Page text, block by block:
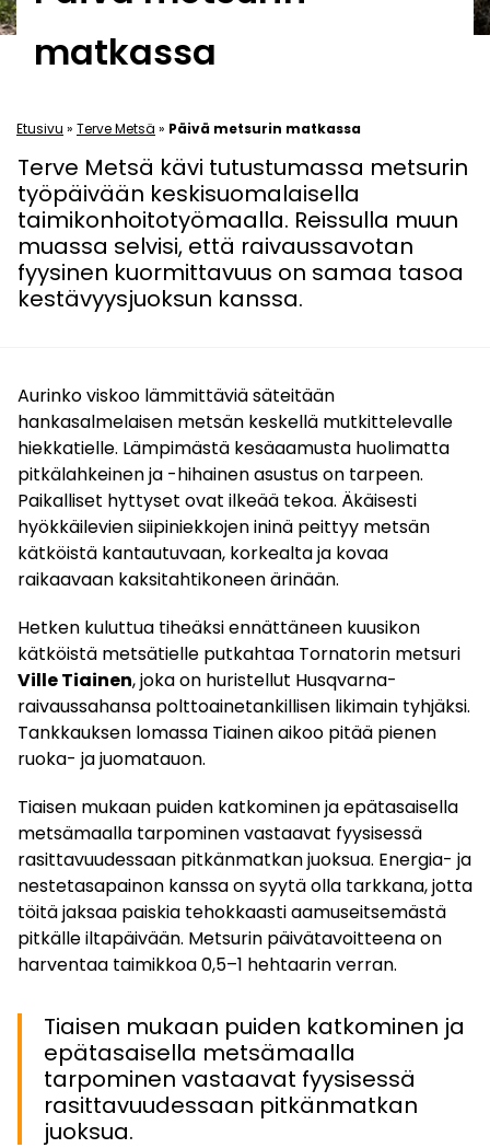
matkassa
Etusivu » Terve Metsä » Päivä metsurin matkassa
Terve Metsä kävi tutustumassa metsurin
työpäivään keskisuomalaisella
taimikonhoitotyömaalla. Reissulla muun
muassa selvisi, että raivaussavotan
fyysinen kuormittavuus on samaa tasoa
kestävyysjuoksun kanssa.
Aurinko viskoo lämmittäviä säteitään
hankasalmelaisen metsän keskellä mutkittelevalle
hiekkatielle. Lämpimästä kesäaamusta huolimatta
pitkälahkeinen ja -hihainen asustus on tarpeen.
Paikalliset hyttyset ovat ilkeää tekoa. Äkäisesti
hyökkäilevien siipiniekkojen ininä peittyy metsän
kätköistä kantautuvaan, korkealta ja kovaa
raikaavaan kaksitahtikoneen ärinään.
Hetken kuluttua tiheäksi ennättäneen kuusikon
kätköistä metsätielle putkahtaa Tornatorin metsuri
Ville Tiainen, joka on huristellut Husqvarna-
raivaussahansa polttoainetankillisen likimain tyhjäksi.
Tankkauksen lomassa Tiainen aikoo pitää pienen
ruoka- ja juomatauon.
Tiaisen mukaan puiden katkominen ja epätasaisella
metsämaalla tarpominen vastaavat fyysisessä
rasittavuudessaan pitkänmatkan juoksua. Energia- ja
nestetasapainon kanssa on syytä olla tarkkana, jotta
töitä jaksaa paiskia tehokkaasti aamuseitsemästä
pitkälle iltapäivään. Metsurin päivätavoitteena on
harventaa taimikkoa 0,5–1 hehtaarin verran.
Tiaisen mukaan puiden katkominen ja
epätasaisella metsämaalla
tarpominen vastaavat fyysisessä
rasittavuudessaan pitkänmatkan
juoksua.